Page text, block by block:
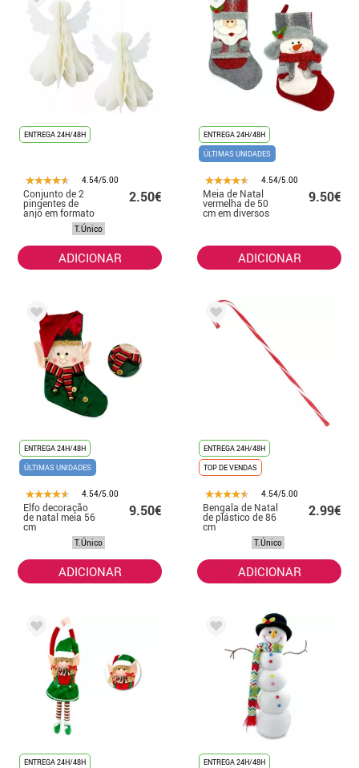
ENTREGA 24H/48H
4.54/5.00
Conjunto de 2
pingentes de
anjo em formato
de favo de mel,
2.50€
T.Único
ADICIONAR
ENTREGA 24H/48H
ÚLTIMAS UNIDADES
4.54/5.00
Meia de Natal
vermelha de 50
cm em diversos
9.50€
ADICIONAR
ENTREGA 24H/48H
ÚLTIMAS UNIDADES
4.54/5.00
Elfo decoração
de natal meia 56
cm
9.50€
T.Único
ADICIONAR
ENTREGA 24H/48H
TOP DE VENDAS
4.54/5.00
Bengala de Natal
de plástico de 86
cm
2.99€
T.Único
ADICIONAR
ENTREGA 24H/48H
ENTREGA 24H/48H